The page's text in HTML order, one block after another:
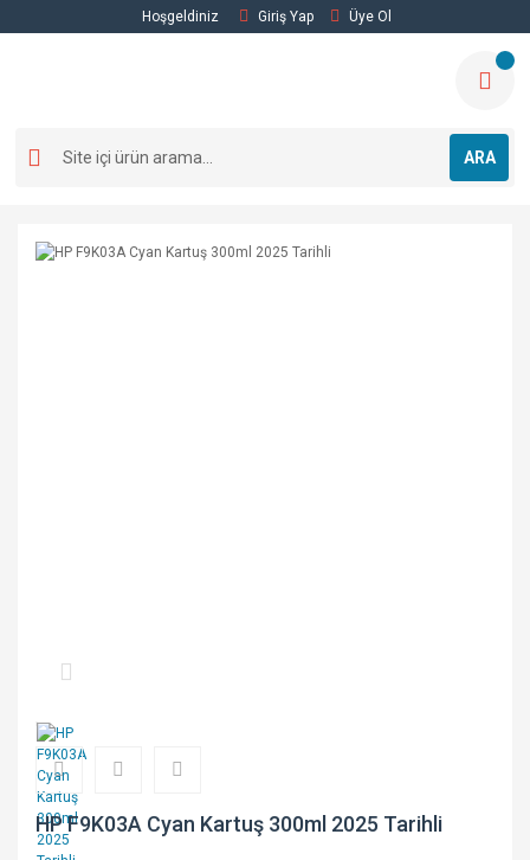
Hoşgeldiniz Giriş Yap Üye Ol
ARA
HP F9K03A Cyan Kartuş 300ml 2025 Tarihli